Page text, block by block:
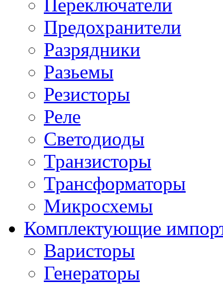
Переключатели
Предохранители
Разрядники
Разьемы
Резисторы
Реле
Светодиоды
Транзисторы
Трансформаторы
Микросхемы
Комплектующие
Варисторы
Генераторы